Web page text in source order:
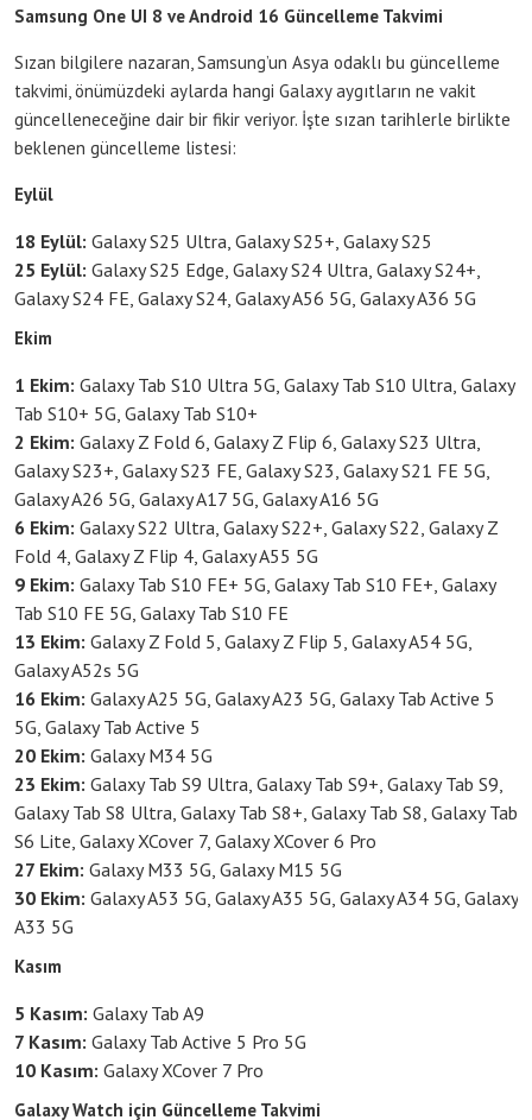
Samsung One UI 8 ve Android 16 Güncelleme Takvimi
Sızan bilgilere nazaran, Samsung’un Asya odaklı bu güncelleme
takvimi, önümüzdeki aylarda hangi Galaxy aygıtların ne vakit
güncelleneceğine dair bir fikir veriyor. İşte sızan tarihlerle birlikte
beklenen güncelleme listesi:
Eylül
18 Eylül: Galaxy S25 Ultra, Galaxy S25+, Galaxy S25
25 Eylül: Galaxy S25 Edge, Galaxy S24 Ultra, Galaxy S24+,
Galaxy S24 FE, Galaxy S24, Galaxy A56 5G, Galaxy A36 5G
Ekim
1 Ekim: Galaxy Tab S10 Ultra 5G, Galaxy Tab S10 Ultra, Galaxy
Tab S10+ 5G, Galaxy Tab S10+
2 Ekim: Galaxy Z Fold 6, Galaxy Z Flip 6, Galaxy S23 Ultra,
Galaxy S23+, Galaxy S23 FE, Galaxy S23, Galaxy S21 FE 5G,
Galaxy A26 5G, Galaxy A17 5G, Galaxy A16 5G
6 Ekim: Galaxy S22 Ultra, Galaxy S22+, Galaxy S22, Galaxy Z
Fold 4, Galaxy Z Flip 4, Galaxy A55 5G
9 Ekim: Galaxy Tab S10 FE+ 5G, Galaxy Tab S10 FE+, Galaxy
Tab S10 FE 5G, Galaxy Tab S10 FE
13 Ekim: Galaxy Z Fold 5, Galaxy Z Flip 5, Galaxy A54 5G,
Galaxy A52s 5G
16 Ekim: Galaxy A25 5G, Galaxy A23 5G, Galaxy Tab Active 5
5G, Galaxy Tab Active 5
20 Ekim: Galaxy M34 5G
23 Ekim: Galaxy Tab S9 Ultra, Galaxy Tab S9+, Galaxy Tab S9,
Galaxy Tab S8 Ultra, Galaxy Tab S8+, Galaxy Tab S8, Galaxy Tab
S6 Lite, Galaxy XCover 7, Galaxy XCover 6 Pro
27 Ekim: Galaxy M33 5G, Galaxy M15 5G
30 Ekim: Galaxy A53 5G, Galaxy A35 5G, Galaxy A34 5G, Galaxy
A33 5G
Kasım
5 Kasım: Galaxy Tab A9
7 Kasım: Galaxy Tab Active 5 Pro 5G
10 Kasım: Galaxy XCover 7 Pro
Galaxy Watch için Güncelleme Takvimi